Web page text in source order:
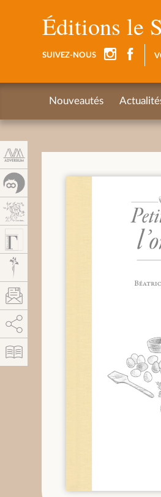
Éditions le
SUIVEZ-NOUS
Nouveautés